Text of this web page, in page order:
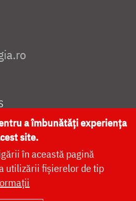
CATEDRALA NAȚIONALĂ
a îmbunătăți experiența
site.
în această pagină
utilizării fișierelor de tip